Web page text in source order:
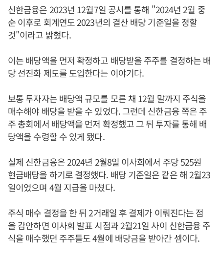
신한금융은 2023년 12월7일 공시를 통해 "2024년 2월 중
순 이후로 회계연도 2023년의 결산 배당 기준일을 정할
것"이라고 밝혔다.
이는 배당액을 먼저 확정하고 배당받을 주주를 결정하는 배
당 선진화 제도를 도입한다는 이야기다.
보통 투자자는 배당액 규모를 모른 채 12월 말까지 주식을
매수해야 배당을 받을 수 있었다. 그런데 신한금융 쪽은 주
주 총회에서 배당액을 먼저 확정했고 그 뒤 투자를 통해 배
당액을 수령할 수 있게 됐다.
실제 신한금융은 2024년 2월8일 이사회에서 주당 525원
현금배당을 하기로 결정했다. 배당 기준일은 같은 해 2월23
일이었으며 4월 지급을 마쳤다.
주식 매수 결정을 한 뒤 2거래일 후 결제가 이뤄진다는 점
을 감안하면 이사회 발표 시점과 2월21일 사이 신한금융 주
식을 매수했던 주주들도 4월에 배당금을 받아간 셈이다.